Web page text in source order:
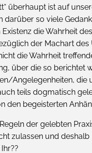
überhaupt ist auf
darüber so viele
die Wahrheit
der Machart
die Wahrheit
über die so
Angelegenheiten, die
teils dogmatisch
den begeisterten
der gelebten
zulassen und